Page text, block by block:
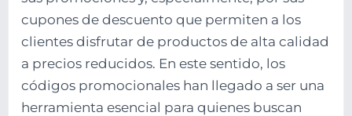
cupones de descuento que permiten a los
clientes disfrutar de productos de alta calidad
a precios reducidos. En este sentido, los
códigos promocionales han llegado a ser una
herramienta esencial para quienes buscan